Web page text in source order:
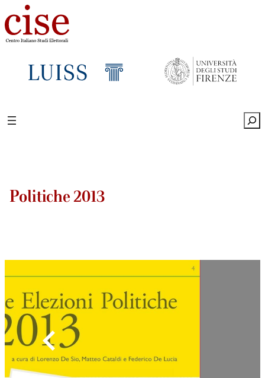
Politiche 2013